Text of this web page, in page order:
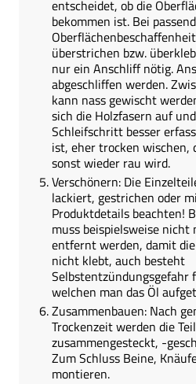
entscheidet, ob die
bekommen ist. Bei
überstrichen bzw.
nur ein Anschliff nötig.
abgeschliffen werden.
kann nass gewischt
sich die Holzfasern auf
Schleifschritt besser
ist, eher trocken wischen,
sonst wieder rau wird.
Verschönern: Die
lackiert, gestrichen oder
Produktdetails beachten!
muss beispielsweise
entfernt werden, damit
nicht klebt, auch besteht
Selbstentzündungsgefahr
welchen man das Öl
Zusammenbauen: Nach
Trockenzeit werden die
zusammengesteckt, -
Zum Schluss Beine,
montieren.